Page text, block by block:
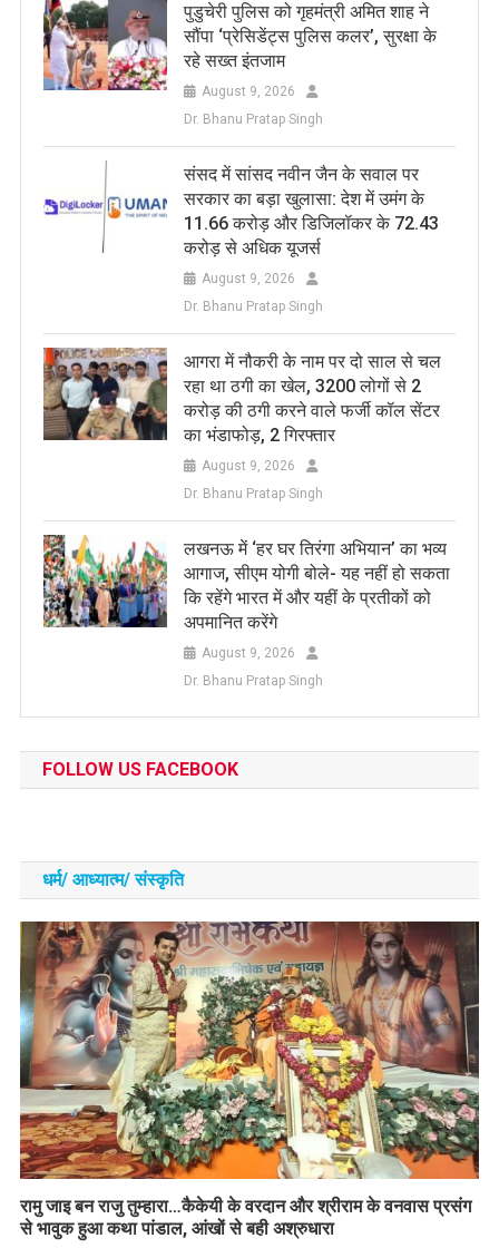
पुडुचेरी पुलिस को गृहमंत्री अमित शाह ने
सौंपा ‘प्रेसिडेंट्स पुलिस कलर’, सुरक्षा के
रहे सख्त इंतजाम
August 9, 2026
Dr. Bhanu Pratap Singh
संसद में सांसद नवीन जैन के सवाल पर
सरकार का बड़ा खुलासा: देश में उमंग के
11.66 करोड़ और डिजिलॉकर के 72.43
करोड़ से अधिक यूजर्स
August 9, 2026
Dr. Bhanu Pratap Singh
आगरा में नौकरी के नाम पर दो साल से चल
रहा था ठगी का खेल, 3200 लोगों से 2
करोड़ की ठगी करने वाले फर्जी कॉल सेंटर
का भंडाफोड़, 2 गिरफ्तार
August 9, 2026
Dr. Bhanu Pratap Singh
लखनऊ में ‘हर घर तिरंगा अभियान’ का भव्य
आगाज, सीएम योगी बोले- यह नहीं हो सकता
कि रहेंगे भारत में और यहीं के प्रतीकों को
अपमानित करेंगे
August 9, 2026
Dr. Bhanu Pratap Singh
FOLLOW US FACEBOOK
धर्म/ आध्‍यात्‍म/ संस्‍कृति
रामु जाइ बन राजु तुम्हारा…कैकेयी के वरदान और श्रीराम के वनवास प्रसंग
से भावुक हुआ कथा पांडाल, आंखों से बही अश्रुधारा